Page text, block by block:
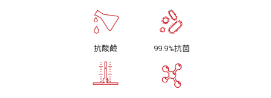
抗酸鹼 99.9%抗菌